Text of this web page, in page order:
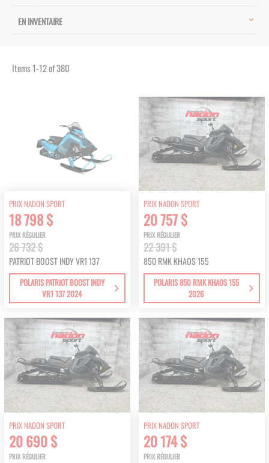
EN INVENTAIRE
Items1-12of380
PRIX NADON SPORT
18 798 $
PRIX RÉGULIER
26 732 $
PATRIOT BOOST INDY VR1 137
POLARIS PATRIOT BOOST INDY
VR1 137 2024
PRIX NADON SPORT
20 757 $
PRIX RÉGULIER
22 391 $
850 RMK KHAOS 155
POLARIS 850 RMK KHAOS 155
2026
PRIX NADON SPORT
20 690 $
PRIX RÉGULIER
PRIX NADON SPORT
20 174 $
PRIX RÉGULIER